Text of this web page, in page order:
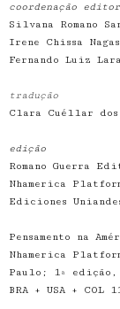
coordenação
Silvana Romano
Irene Chissa
Fernando Luiz Lara
tradução
Clara Cuéllar dos
edição
Romano Guerra
Nhamerica
Ediciones
Pensamento na
Nhamerica
Paulo; 1ª edição,
BRA + USA + COL